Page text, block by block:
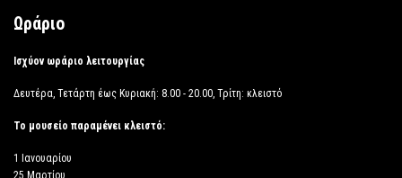
Ωράριο
Ισχύον ωράριο λειτουργίας
Δευτέρα, Τετάρτη έως Κυριακή: 8.00 - 20.00, Τρίτη: κλειστό
Το μουσείο παραμένει κλειστό:
1 Ιανουαρίου
25 Μαρτίου